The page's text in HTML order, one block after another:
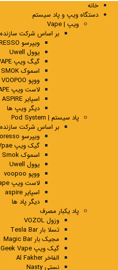
خانه
دستگاه ویپ و پاد سیستم
ویپ | Vape
بر اساس شرکت سازنده
ویپرسو VAPORESSO
یوول Uwell
گیگ ویپ GEEKVAPE
اسموک SMOK
ووپو VOOPOO
لاست ویپ LOST VAPE
اسپایر ASPIRE
دیگر ویپ ها
پاد سیستم | Pod System
بر اساس شرکت سازنده
ویپرسو Vaporesso
گیک ویپ Geek Vpae
اسموک Smok
یوول Uwell
ووپو voopoo
لاست ویپ Lost Vape
اسپایر aspire
دیگر پاد ها
پاد یکبار مصرف
وزول VOZOL
تسلا بار Tesla Bar
مجیک بار Magic Bar
گیک ویپ Geek Vape
الفاخر Al Fakher
نستی Nasty